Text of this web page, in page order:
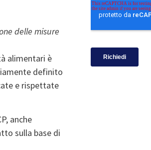
delle misure
alimentari è
definito
e rispettate
anche
sulla base di